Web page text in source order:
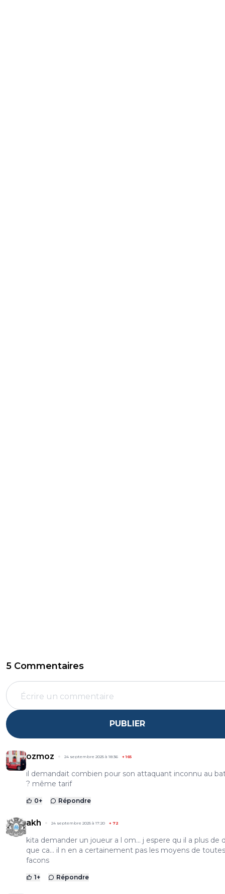
5 Commentaires
PUBLIER
ozmoz 24 septembre 2025 à 18:36 +165
il demandait combien pour son attaquant inconnu au
? même tarif
0+ Répondre
akh 24 septembre 2025 à 17:20 + 72
kita demander un joueur a l om... j espere qu il a plus de
que ca... il n en a certainement pas les moyens de toutes
facons
1+ Répondre